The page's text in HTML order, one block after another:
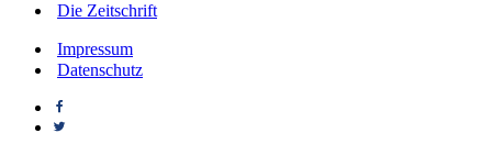
Die Zeitschrift
Impressum
Datenschutz